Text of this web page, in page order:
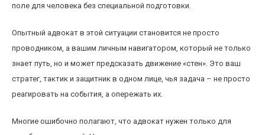
поле для человека без специальной подготовки.
Опытный адвокат в этой ситуации становится не просто
проводником, а вашим личным навигатором, который не только
знает путь, но и может предсказать движение «стен». Это ваш
стратег, тактик и защитник в одном лице, чья задача – не просто
реагировать на события, а опережать их.
Многие ошибочно полагают, что адвокат нужен только для